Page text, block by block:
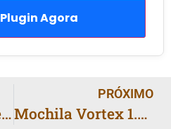
Agora
Meta destina dezenas de milhões a super PAC pró-IA na Califórnia
PRÓXIMO
Mochila Vortex 1.0 da CRKD chega por US$ 99,99 com compartimentos para consoles portáteis